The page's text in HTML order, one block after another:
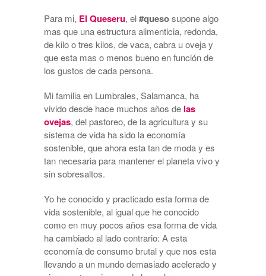
Para mi, El Queseru, el#quesosupone algo
mas que una estructura alimenticia, redonda,
de kilo o tres kilos, de vaca, cabra u oveja y
que esta mas o menos bueno en función de
los gustos de cada persona.
Mi familia en Lumbrales, Salamanca, ha
vivido desde hace muchos años de las
ovejas, del pastoreo, de la agricultura y su
sistema de vida ha sido la economía
sostenible, que ahora esta tan de moda y es
tan necesaria para mantener el planeta vivo y
sin sobresaltos.
Yo he conocido y practicado esta forma de
vida sostenible, al igual que he conocido
como en muy pocos años esa forma de vida
ha cambiado al lado contrario: A esta
economía de consumo brutal y que nos esta
llevando a un mundo demasiado acelerado y